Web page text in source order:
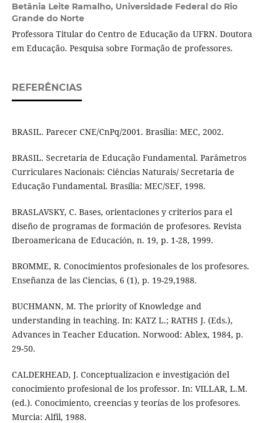
Betânia Leite Ramalho, Universidade Federal do Rio
Grande do Norte
Professora Titular do Centro de Educação da UFRN. Doutora
em Educação. Pesquisa sobre Formação de professores.
REFERÊNCIAS
BRASIL. Parecer CNE/CnPq/2001. Brasília: MEC, 2002.
BRASIL. Secretaria de Educação Fundamental. Parâmetros
Curriculares Nacionais: Ciências Naturais/ Secretaria de
Educação Fundamental. Brasília: MEC/SEF, 1998.
BRASLAVSKY, C. Bases, orientaciones y criterios para el
diseño de programas de formación de profesores. Revista
Iberoamericana de Educación, n. 19, p. 1-28, 1999.
BROMME, R. Conocimientos profesionales de los profesores.
Enseñanza de las Ciencias, 6 (1), p. 19-29,1988.
BUCHMANN, M. The priority of Knowledge and
understanding in teaching. In: KATZ L.; RATHS J. (Eds.),
Advances in Teacher Education. Norwood: Ablex, 1984, p.
29-50.
CALDERHEAD, J. Conceptualizacion e investigación del
conocimiento profesional de los professor. In: VILLAR, L.M.
(ed.). Conocimiento, creencias y teorías de los profesores.
Murcia: Alfil, 1988.